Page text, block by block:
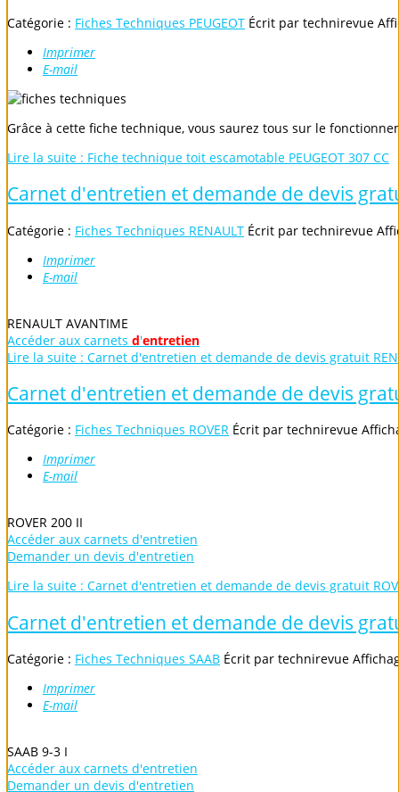
Catégorie : Fiches Techniques PEUGEOT Écrit par technirevue
Imprimer
E-mail
Grâce à cette fiche technique, vous saurez tous sur le
Lire la suite : Fiche technique toit escamotable PEUGEOT 307 CC
Carnet d'entretien et demande de devis
Catégorie : Fiches Techniques RENAULT Écrit par technirevue
Imprimer
E-mail
RENAULT AVANTIME
Accéder aux carnets d'entretien
Lire la suite : Carnet d'entretien et demande de devis gratuit
Carnet d'entretien et demande de devis
Catégorie : Fiches Techniques ROVER Écrit par technirevue
Imprimer
E-mail
ROVER 200 II
Accéder aux carnets d'entretien
Demander un devis d'entretien
Lire la suite : Carnet d'entretien et demande de devis gratuit
Carnet d'entretien et demande de devis
Catégorie : Fiches Techniques SAAB Écrit par technirevue
Imprimer
E-mail
SAAB 9-3 I
Accéder aux carnets d'entretien
Demander un devis d'entretien